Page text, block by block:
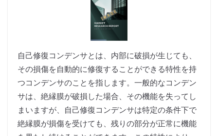
自己修復コンデンサとは、内部に破損が生じても、
その損傷を自動的に修復することができる特性を持
つコンデンサのことを指します。一般的なコンデン
サは、絶縁膜が破損した場合、その機能を失ってし
まいますが、自己修復コンデンサは特定の条件下で
絶縁膜が損傷を受けても、残りの部分が正常に機能